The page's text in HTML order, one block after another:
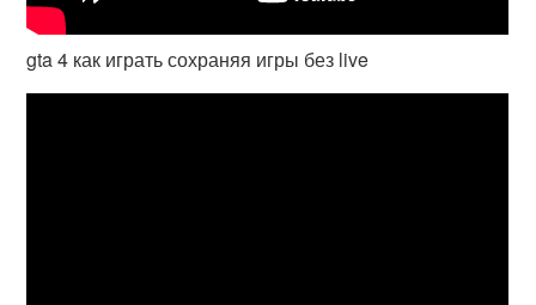
gta 4 как играть сохраняя игры без live